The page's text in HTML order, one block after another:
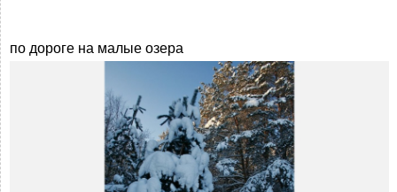
по дороге на малые озера